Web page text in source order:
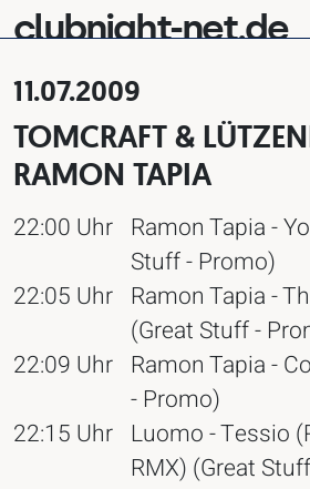
clubnight-net.de
11.07.2009
TOMCRAFT &
RAMON TAPIA
22:00 Uhr Ramon Tapia -
Stuff - Promo)
22:05 Uhr Ramon Tapia -
(Great Stuff -
22:09 Uhr Ramon Tapia -
- Promo)
22:15 Uhr Luomo - Tessio
RMX) (Great